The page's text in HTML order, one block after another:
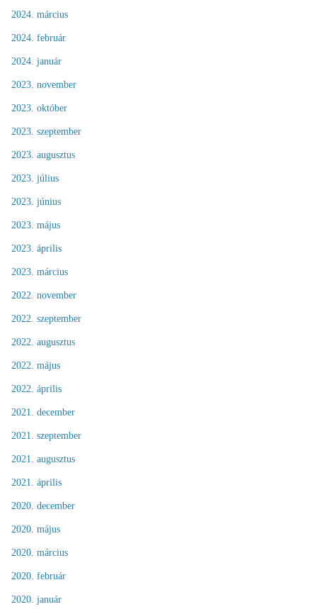
2024. március
2024. február
2024. január
2023. november
2023. október
2023. szeptember
2023. augusztus
2023. július
2023. június
2023. május
2023. április
2023. március
2022. november
2022. szeptember
2022. augusztus
2022. május
2022. április
2021. december
2021. szeptember
2021. augusztus
2021. április
2020. december
2020. május
2020. március
2020. február
2020. január